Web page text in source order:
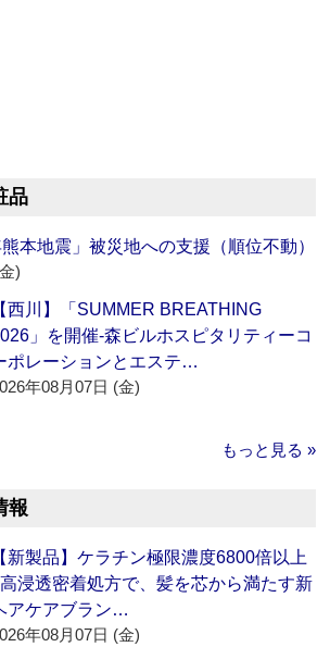
品
本地震」被災地への支援（順位不動）
)
【西川】「SUMMER BREATHING
」を開催‐森ビルホスピタリティーコ
ポレーションとエステ…
年08月07日 (金)
もっと見る »
報
【新製品】ケラチン極限濃度6800倍以上
浸透密着処方で、髪を芯から満たす新
アケアブラン…
年08月07日 (金)